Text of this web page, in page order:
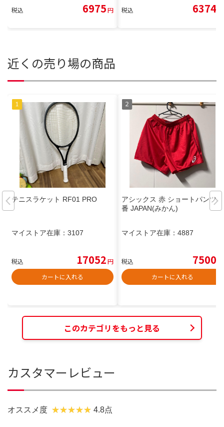
税込 6975円 税込 6374
近くの売り場の商品
テニスラケット RF01 PRO
マイストア在庫： 3107
税込 17052円
カートに入れる
アシックス 赤 ショートパンツ6
番 JAPAN(みかん)
マイストア在庫： 4887
税込 7500
カートに入れる
このカテゴリをもっと見る
カスタマーレビュー
オススメ度 4.8点